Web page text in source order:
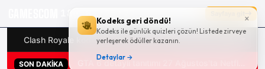
×
Kodeks geri döndü!
Kodeks ile günlük quizleri çözün! Listede zirveye
yerleşerek ödüller kazanın.
Detaylar →
18g 01:25:22
Clash Royale kodları Türk oyunları (PC ve konsollar) -
SON DAKİKA